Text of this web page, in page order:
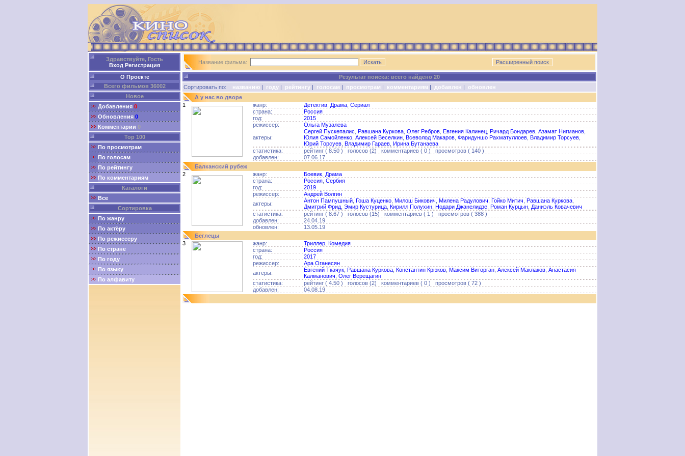
Здравствуйте, Гость
Вход Регистрация
О Проекте
Всего фильмов 36002
Новое
Добавления 0
Обновления 0
Комментарии 0
Top 100
По просмотрам
По голосам
По рейтингу
По комментариям
Каталоги
Все
Сортировка
По жанру
По актёру
По режиссеру
По стране
По году
По языку
По алфавиту
Название фильма:
Результат поиска: всего найдено 20
Сортировать по: названию | году | рейтингу | голосам | просмотрам | комментариям | добавлен | обновлен
А у нас во дворе
1
жанр: Детектив Драма Сериал
страна:
Россия
год:
2015
режиссер:
Ольга Музалева
актеры:
Сергей Пускепалис Равшана Куркова Олег Ребров Евгения Калинец Ричард Бондарев Азамат Нигманов
Юлия Самойленко Алексей Веселкин Всеволод Макаров Фаридуншо Рахматуллоев Владимир Торсуев
Юрий Торсуев Владимир Гараев Ирина Бутанаева
статистика:
рейтинг ( 8.50 ) голосов (2) комментариев ( 0 ) просмотров ( 140 )
добавлен:
07.06.17
Балканский рубеж
2
жанр: Боевик Драма
страна:
Россия Сербия
год:
2019
режиссер:
Андрей Волгин
актеры:
Антон Пампушный Гоша Куценко Милош Бикович Милена Радулович Гойко Митич Равшана Куркова
Дмитрий Фрид Эмир Кустурица Кирилл Полухин Нодари Джанелидзе Роман Курцын Даниэль Ковачевич
статистика:
рейтинг ( 8.67 ) голосов (15) комментариев ( 1 ) просмотров ( 388 )
добавлен:
24.04.19
обновлен:
13.05.19
Беглецы
3
жанр: Триллер Комедия
страна:
Россия
год:
2017
режиссер:
Ара Оганесян
актеры:
Евгений Ткачук Равшана Куркова Константин Крюков Максим Виторган Алексей Маклаков Анастасия
Калманович Олег Верещагин
статистика:
рейтинг ( 4.50 ) голосов (2) комментариев ( 0 ) просмотров ( 72 )
добавлен:
04.08.19